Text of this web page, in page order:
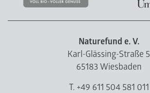
Naturefund e. V.
Karl-Glässing-Straße 5
65183 Wiesbaden
T. +49 611 504 581 011